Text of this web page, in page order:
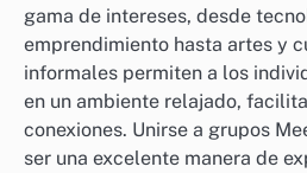
gama de intereses, desde
emprendimiento hasta artes y
informales permiten a los
en un ambiente relajado,
conexiones. Unirse a grupos
ser una excelente manera de